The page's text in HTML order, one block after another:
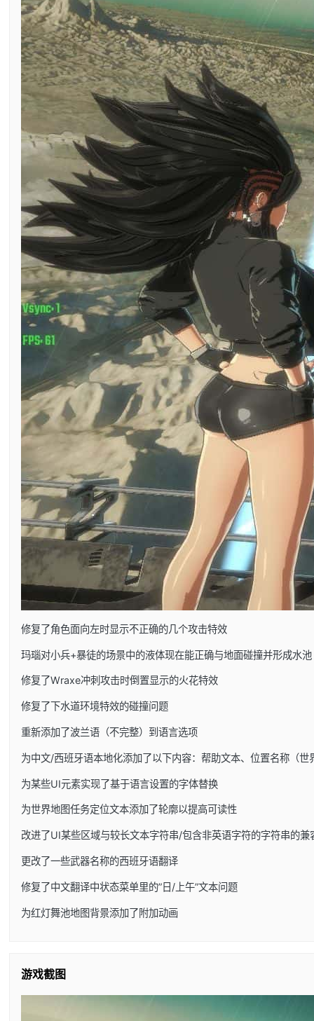
修复了角色面向左时显示不正确的几个攻击特效
玛瑙对小兵+暴徒的场景中的液体现在能正确与地面碰撞并形成水池
修复了Wraxe冲刺攻击时倒置显示的火花特效
修复了下水道环境特效的碰撞问题
重新添加了波兰语（不完整）到语言选项
为中文/西班牙语本地化添加了以下内容：帮助文本、位置名称（
为某些UI元素实现了基于语言设置的字体替换
为世界地图任务定位文本添加了轮廓以提高可读性
改进了UI某些区域与较长文本字符串/包含非英语字符的字符串的兼
更改了一些武器名称的西班牙语翻译
修复了中文翻译中状态菜单里的”日/上午”文本问题
为红灯舞池地图背景添加了附加动画
游戏截图